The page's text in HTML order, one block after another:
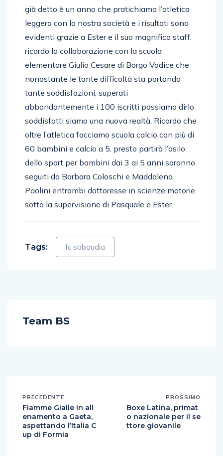
Parola al presidente Pasquale Di Santo, come
già detto è un anno che pratichiamo l’atletica
leggera con la nostra società e i risultati sono
evidenti grazie a Ester e il suo magnifico staff,
ricordo la collaborazione con la scuola
elementare Giulio Cesare di Borgo Vodice che
nonostante le tante difficoltà sta portando
tante soddisfazioni, superati
abbondantemente i 100 iscritti possiamo dirlo
soddisfatti siamo una nuova realtà. Ricordo che
oltre l’atletica facciamo scuola calcio con più di
60 bambini e calcio a 5, presto partirà l’asilo
dello sport per bambini dai 3 ai 5 anni saranno
seguiti da Barbara Coloschi e Maddalena
Paolini entrambi dottoresse in scienze motorie
fc sabaudia
PRECEDENTE
Fiamme Gialle in all
enamento a Gaeta,
aspettando l’Italia C
PROSSIMO
Boxe Latina, primat
o nazionale per il se